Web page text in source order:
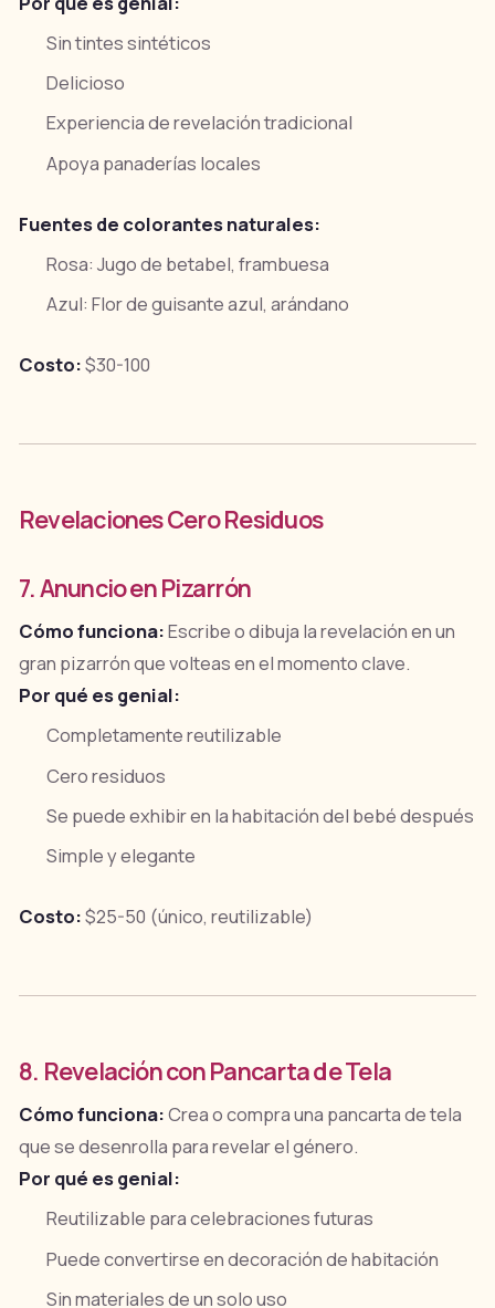
Sin tintes sintéticos
Delicioso
Experiencia de revelación tradicional
Apoya panaderías locales
Fuentes de colorantes naturales:
Rosa: Jugo de betabel, frambuesa
Azul: Flor de guisante azul, arándano
Costo:$30-100
Revelaciones Cero Residuos
7. Anuncio en Pizarrón
Cómo funciona:Escribe o dibuja la revelación en un
gran pizarrón que volteas en el momento clave.
Por qué es genial:
Completamente reutilizable
Cero residuos
Se puede exhibir en la habitación del bebé después
Simple y elegante
Costo:$25-50 (único, reutilizable)
8. Revelación con Pancarta de Tela
Cómo funciona:Crea o compra una pancarta de tela
que se desenrolla para revelar el género.
Por qué es genial:
Reutilizable para celebraciones futuras
Puede convertirse en decoración de habitación
Sin materiales de un solo uso